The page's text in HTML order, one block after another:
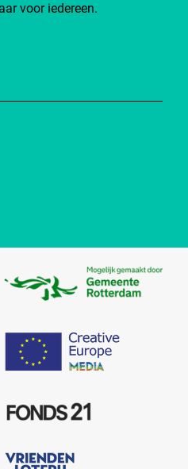
voor iedereen.